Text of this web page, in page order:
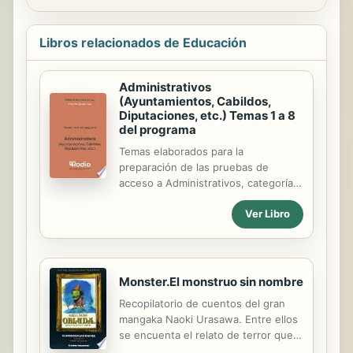
Libros relacionados de Educación
Administrativos
(Ayuntamientos, Cabildos,
Diputaciones, etc.) Temas 1 a 8
del programa
Temas elaborados para la
preparación de las pruebas de
acceso a Administrativos, categoría
que continuamente viene siendo
convocada por Ayuntamientos,
Diputaciones, Cabildos, etc.
acreditada experiencia profesional
en la materia, y totalmente
novedades legislativas, el presente
volumen desarrolla veintiséis temas
de Derecho Político, Constitucional,
Ver Libro
Monster.El monstruo sin nombre
Recopilatorio de cuentos del gran
mangaka Naoki Urasawa. Entre ellos
se encuenta el relato de terror que